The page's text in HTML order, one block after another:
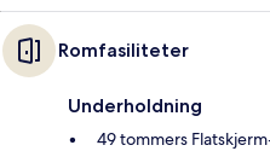
Romfasiliteter
Underholdning
49 tommers